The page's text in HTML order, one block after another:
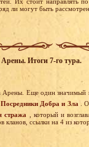
Их стоит направлять
ли могут быть
Итоги 7-го тура.
Арены. Еще один
Посредники Добра и Зла.
стража , который и
кланов, ссылки на 4 из